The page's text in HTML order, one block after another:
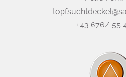
+43 676/ 55